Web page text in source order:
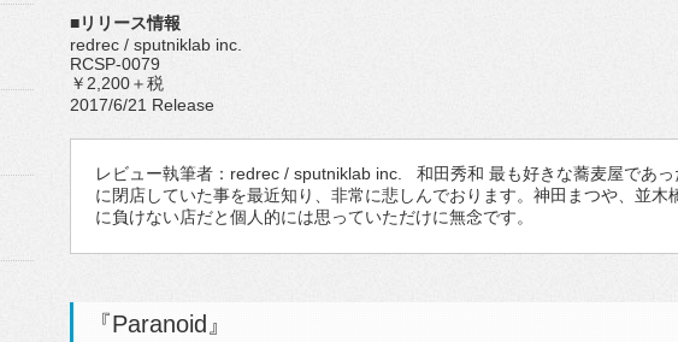
■リリース情報
redrec / sputniklab inc.
RCSP-0079
￥2,200＋税
2017/6/21 Release
レビュー執筆者：redrec / sputniklab inc. 和田秀和 最も好きな蕎麦屋であ
に閉店していた事を最近知り、非常に悲しんでおります。神田まつや、並木
に負けない店だと個人的には思っていただけに無念です。
『Paranoid』